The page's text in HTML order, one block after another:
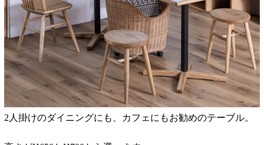
2人掛けのダイニングにも、カフェにもお勧めのテーブル。